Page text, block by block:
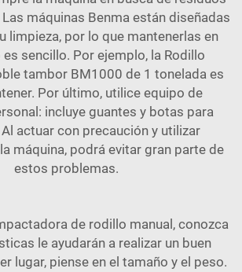
máquinas Benma están diseñadas
limpieza, por lo que mantenerlas en
es sencillo. Por ejemplo, la Rodillo
tambor BM1000 de 1 toneladaes
Por último, utilice equipo de
incluye guantes y botas para
actuar con precaución y utilizar
máquina, podrá evitar gran parte de
estos problemas.
de rodillo manual, conozca
le ayudarán a realizar un buen
lugar, piense en el tamaño y el peso.